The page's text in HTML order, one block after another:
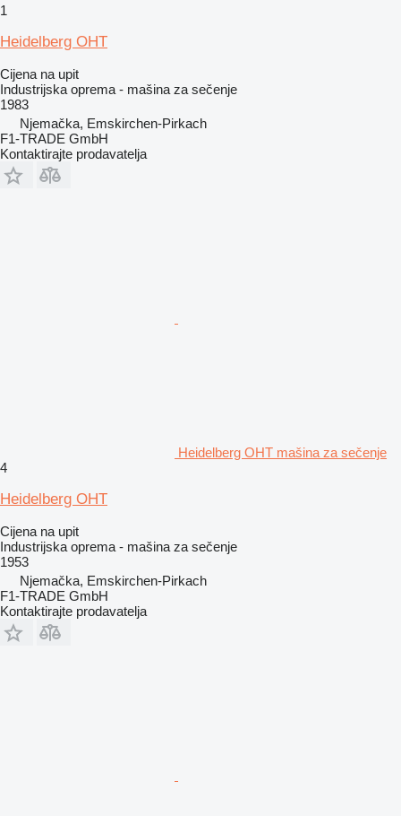
1
Heidelberg OHT
Cijena na upit
Industrijska oprema - mašina za sečenje
1983
Njemačka, Emskirchen-Pirkach
F1-TRADE GmbH
Kontaktirajte prodavatelja
Heidelberg OHT mašina za sečenje
4
Heidelberg OHT
Cijena na upit
Industrijska oprema - mašina za sečenje
1953
Njemačka, Emskirchen-Pirkach
F1-TRADE GmbH
Kontaktirajte prodavatelja